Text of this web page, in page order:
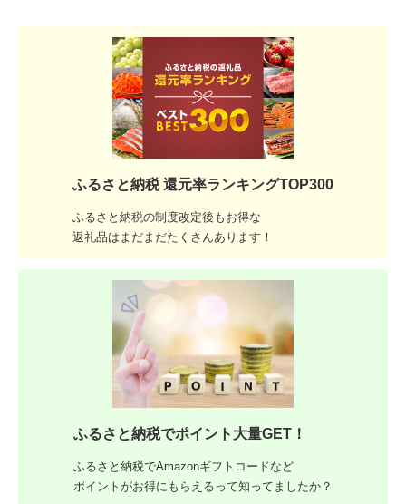
ふるさと納税 還元率ランキングTOP300
ふるさと納税の制度改定後もお得な
返礼品はまだまだたくさんあります！
ふるさと納税でポイント大量GET！
ふるさと納税でAmazonギフトコードなど
ポイントがお得にもらえるって知ってましたか？